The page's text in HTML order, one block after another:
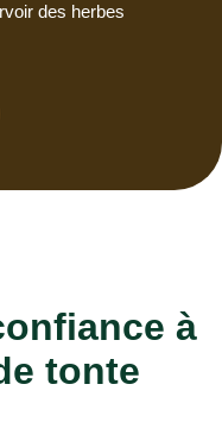
des herbes
à
tonte